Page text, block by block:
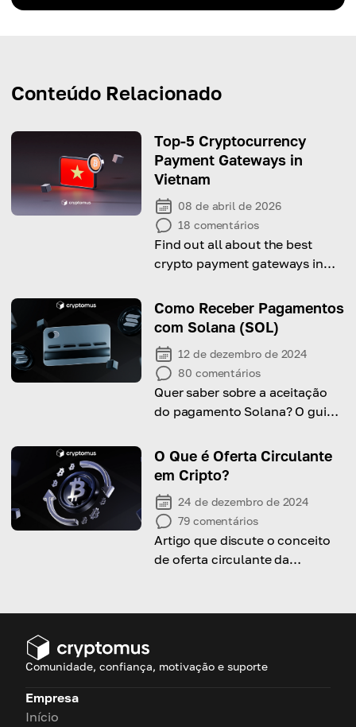
Conteúdo Relacionado
Top-5 Cryptocurrency
Payment Gateways in
Vietnam
08 de abril de 2026
18 comentários
Find out all about the best
crypto payment gateways in
Como Receber Pagamentos
com Solana (SOL)
12 de dezembro de 2024
80 comentários
Quer saber sobre a aceitação
do pagamento Solana? O guia
si!
O Que é Oferta Circulante
em Cripto?
24 de dezembro de 2024
79 comentários
Artigo que discute o conceito
de oferta circulante da
influência no mercado
Comunidade, confiança, motivação e suporte
Empresa
Início